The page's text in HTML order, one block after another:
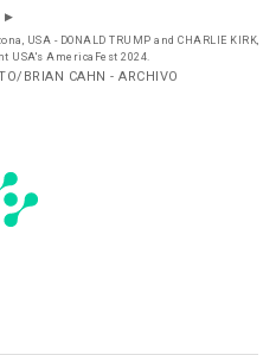
USA - DONALD TRUMP and CHARLIE KIRK,
USA's AmericaFest 2024.
BRIAN CAHN - ARCHIVO